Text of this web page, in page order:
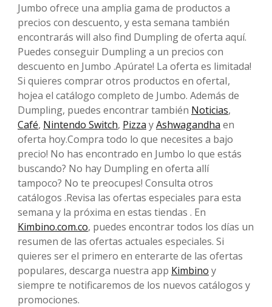
Jumbo ofrece una amplia gama de productos a
precios con descuento, y esta semana también
encontrarás will also find Dumpling de oferta aquí.
Puedes conseguir Dumpling a un precios con
descuento en Jumbo .Apúrate! La oferta es limitada!
Si quieres comprar otros productos en ofertaI,
hojea el catálogo completo de Jumbo. Además de
Dumpling, puedes encontrar también Noticias,
Café, Nintendo Switch, Pizza yAshwagandha en
oferta hoy.Compra todo lo que necesites a bajo
precio! No has encontrado en Jumbo lo que estás
buscando? No hay Dumpling en oferta allí
tampoco? No te preocupes! Consulta otros
catálogos .Revisa las ofertas especiales para esta
semana y la próxima en estas tiendas . En
Kimbino.com.co, puedes encontrar todos los días un
resumen de las ofertas actuales especiales. Si
quieres ser el primero en enterarte de las ofertas
populares, descarga nuestra app Kimbino y
siempre te notificaremos de los nuevos catálogos y
promociones.